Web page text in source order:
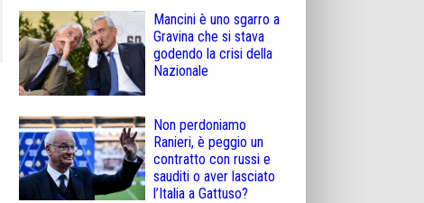
Mancini è uno sgarro a
Gravina che si stava
godendo la crisi della
Nazionale
Non perdoniamo
Ranieri, è peggio un
contratto con russi e
sauditi o aver lasciato
l’Italia a Gattuso?